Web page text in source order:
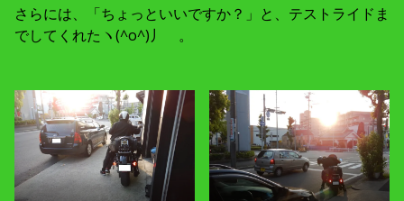
さらには、「ちょっといいですか？」と、テストライドま
でしてくれたヽ(^o^)丿 。